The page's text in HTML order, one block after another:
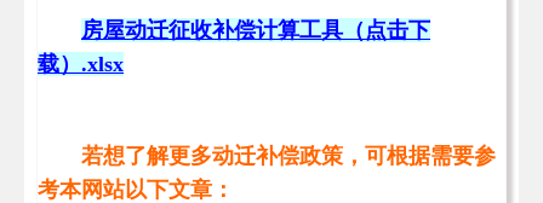
房屋动迁征收补偿计算工具（点击下
载）.xlsx
若想了解更多动迁补偿政策，可根据需要参
考本网站以下文章：